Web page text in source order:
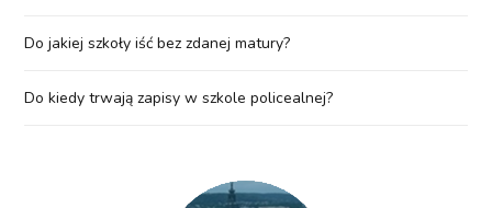
Do jakiej szkoły iść bez zdanej matury?
Do kiedy trwają zapisy w szkole policealnej?